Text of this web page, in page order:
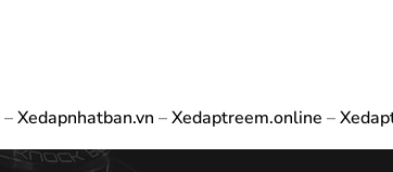
–Xedapnhatban.vn –Xedaptreem.online –